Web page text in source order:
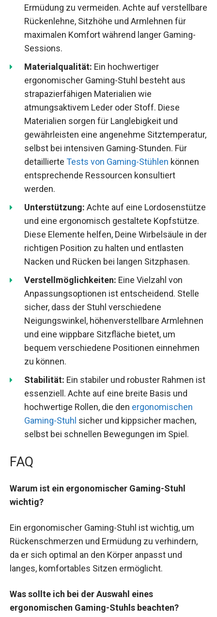
Ermüdung zu vermeiden. Achte auf verstellbare
Rückenlehne, Sitzhöhe und Armlehnen für
maximalen Komfort während langer Gaming-
Sessions.
Materialqualität: Ein hochwertiger
ergonomischer Gaming-Stuhl besteht aus
strapazierfähigen Materialien wie
atmungsaktivem Leder oder Stoff. Diese
Materialien sorgen für Langlebigkeit und
gewährleisten eine angenehme Sitztemperatur,
selbst bei intensiven Gaming-Stunden. Für
detaillierte Tests von Gaming-Stühlen können
entsprechende Ressourcen konsultiert
werden.
Unterstützung: Achte auf eine Lordosenstütze
und eine ergonomisch gestaltete Kopfstütze.
Diese Elemente helfen, Deine Wirbelsäule in der
richtigen Position zu halten und entlasten
Nacken und Rücken bei langen Sitzphasen.
Verstellmöglichkeiten: Eine Vielzahl von
Anpassungsoptionen ist entscheidend. Stelle
sicher, dass der Stuhl verschiedene
Neigungswinkel, höhenverstellbare Armlehnen
und eine wippbare Sitzfläche bietet, um
bequem verschiedene Positionen einnehmen
zu können.
Stabilität: Ein stabiler und robuster Rahmen ist
essenziell. Achte auf eine breite Basis und
hochwertige Rollen, die den ergonomischen
Gaming-Stuhl sicher und kippsicher machen,
selbst bei schnellen Bewegungen im Spiel.
FAQ
Warum ist ein ergonomischer Gaming-Stuhl
wichtig?
Ein ergonomischer Gaming-Stuhl ist wichtig, um
Rückenschmerzen und Ermüdung zu verhindern,
da er sich optimal an den Körper anpasst und
langes, komfortables Sitzen ermöglicht.
Was sollte ich bei der Auswahl eines
ergonomischen Gaming-Stuhls beachten?